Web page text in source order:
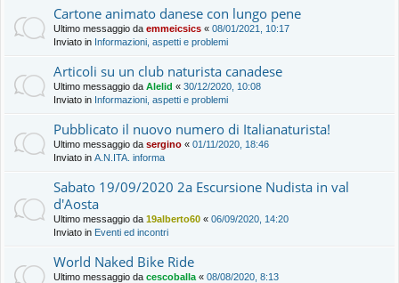
Cartone animato danese con lungo pene
Ultimo messaggio da emmeicsics « 08/01/2021, 10:17
Inviato in Informazioni, aspetti e problemi
Articoli su un club naturista canadese
Ultimo messaggio da Alelid « 30/12/2020, 10:08
Inviato in Informazioni, aspetti e problemi
Pubblicato il nuovo numero di Italianaturista!
Ultimo messaggio da sergino « 01/11/2020, 18:46
Inviato in A.N.ITA. informa
Sabato 19/09/2020 2a Escursione Nudista in val
d'Aosta
Ultimo messaggio da 19alberto60 « 06/09/2020, 14:20
Inviato in Eventi ed incontri
World Naked Bike Ride
Ultimo messaggio da cescoballa « 08/08/2020, 8:13